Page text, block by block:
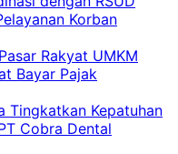
Korban
Rakyat UMKM
Bayar Pajak
Tingkatkan Kepatuhan
Cobra Dental